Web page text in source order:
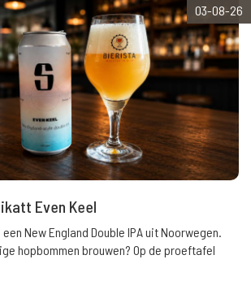
03-08-26
Even Keel
New England Double IPA uit Noorwegen.
hopbommen brouwen? Op de proeftafel